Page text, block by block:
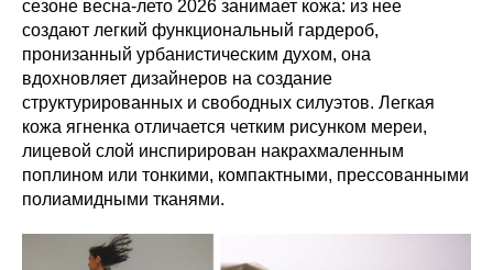
сезоне весна-лето 2026 занимает кожа: из нее
создают легкий функциональный гардероб,
пронизанный урбанистическим духом, она
вдохновляет дизайнеров на создание
структурированных и свободных силуэтов. Легкая
кожа ягненка отличается четким рисунком мереи,
лицевой слой инспирирован накрахмаленным
поплином или тонкими, компактными, прессованными
полиамидными тканями.